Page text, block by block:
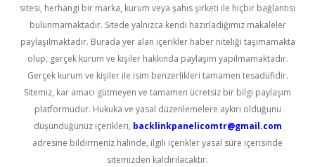
sitesi, herhangi bir marka, kurum veya şahıs şirketi ile hiçbir bağlantısı
bulunmamaktadır. Sitede yalnızca kendi hazırladığımız makaleler
paylaşılmaktadır. Burada yer alan içerikler haber niteliği taşımamakta
olup, gerçek kurum ve kişiler hakkında paylaşım yapılmamaktadır.
Gerçek kurum ve kişiler ile isim benzerlikleri tamamen tesadüfidir.
Sitemiz, kar amacı gütmeyen ve tamamen ücretsiz bir bilgi paylaşım
platformudur. Hukuka ve yasal düzenlemelere aykırı olduğunu
düşündüğünüz içerikleri, backlinkpanelicomtr@gmail.com
adresine bildirmeniz halinde, ilgili içerikler yasal süre içerisinde
sitemizden kaldırılacaktır.